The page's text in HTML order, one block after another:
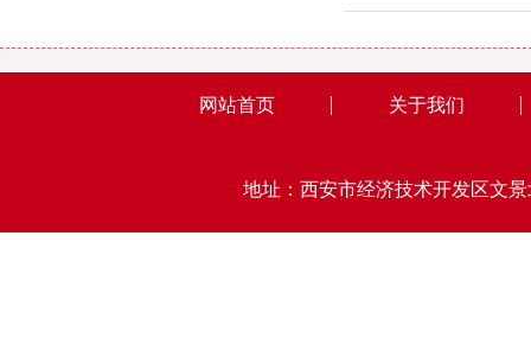
网站首页 关于我们
地址：西安市经济技术开发区文景